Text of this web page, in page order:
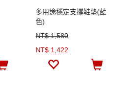
多用途穩定支撐鞋墊(藍
色)
NT$ 1,580
NT$ 1,422